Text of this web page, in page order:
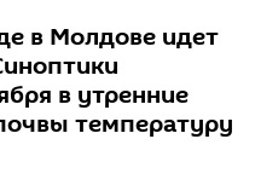
в Молдове идет
в утренние
температуру